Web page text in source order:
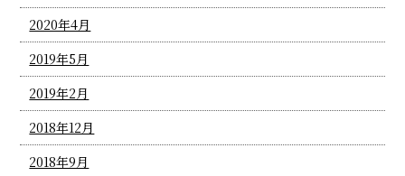
2020年4月
2019年5月
2019年2月
2018年12月
2018年9月